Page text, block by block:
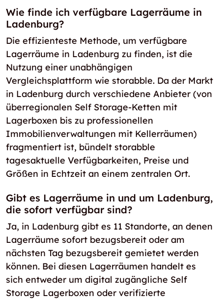
Wie finde ich verfügbare Lagerräume in
Ladenburg?
Die effizienteste Methode, um verfügbare
Lagerräume in Ladenburg zu finden, ist die
Nutzung einer unabhängigen
Vergleichsplattform wie storabble. Da der Markt
in Ladenburg durch verschiedene Anbieter (von
überregionalen Self Storage-Ketten mit
Lagerboxen bis zu professionellen
Immobilienverwaltungen mit Kellerräumen)
fragmentiert ist, bündelt storabble
tagesaktuelle Verfügbarkeiten, Preise und
Größen in Echtzeit an einem zentralen Ort.
Gibt es Lagerräume in und um Ladenburg,
die sofort verfügbar sind?
Ja, in Ladenburg gibt es 11 Standorte, an denen
Lagerräume sofort bezugsbereit oder am
nächsten Tag bezugsbereit gemietet werden
können. Bei diesen Lagerräumen handelt es
sich entweder um digital zugängliche Self
Storage Lagerboxen oder verifizierte